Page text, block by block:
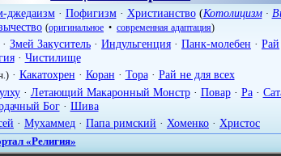
джедаизм· Пофигизм· Христианство(Котолицизм·
(оригинальное • современная адаптация)
· Змей Закуситель · Индульгенция · Панк-молебен · Рай
· Чистилище
· Какатохрен · Коран · Тора· Рай не для всех
· Летающий Макаронный Монстр· Повар· Ра·
Бог· Шива
· Мухаммед · Папа римский · Хоменко · Христос
«Религия»